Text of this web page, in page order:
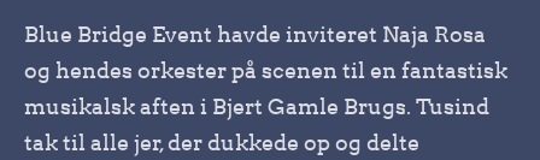
Blue Bridge Event havde inviteret Naja Rosa
og hendes orkester på scenen til en fantastisk
musikalsk aften i Bjert Gamle Brugs. Tusind
tak til alle jer, der dukkede op og delte